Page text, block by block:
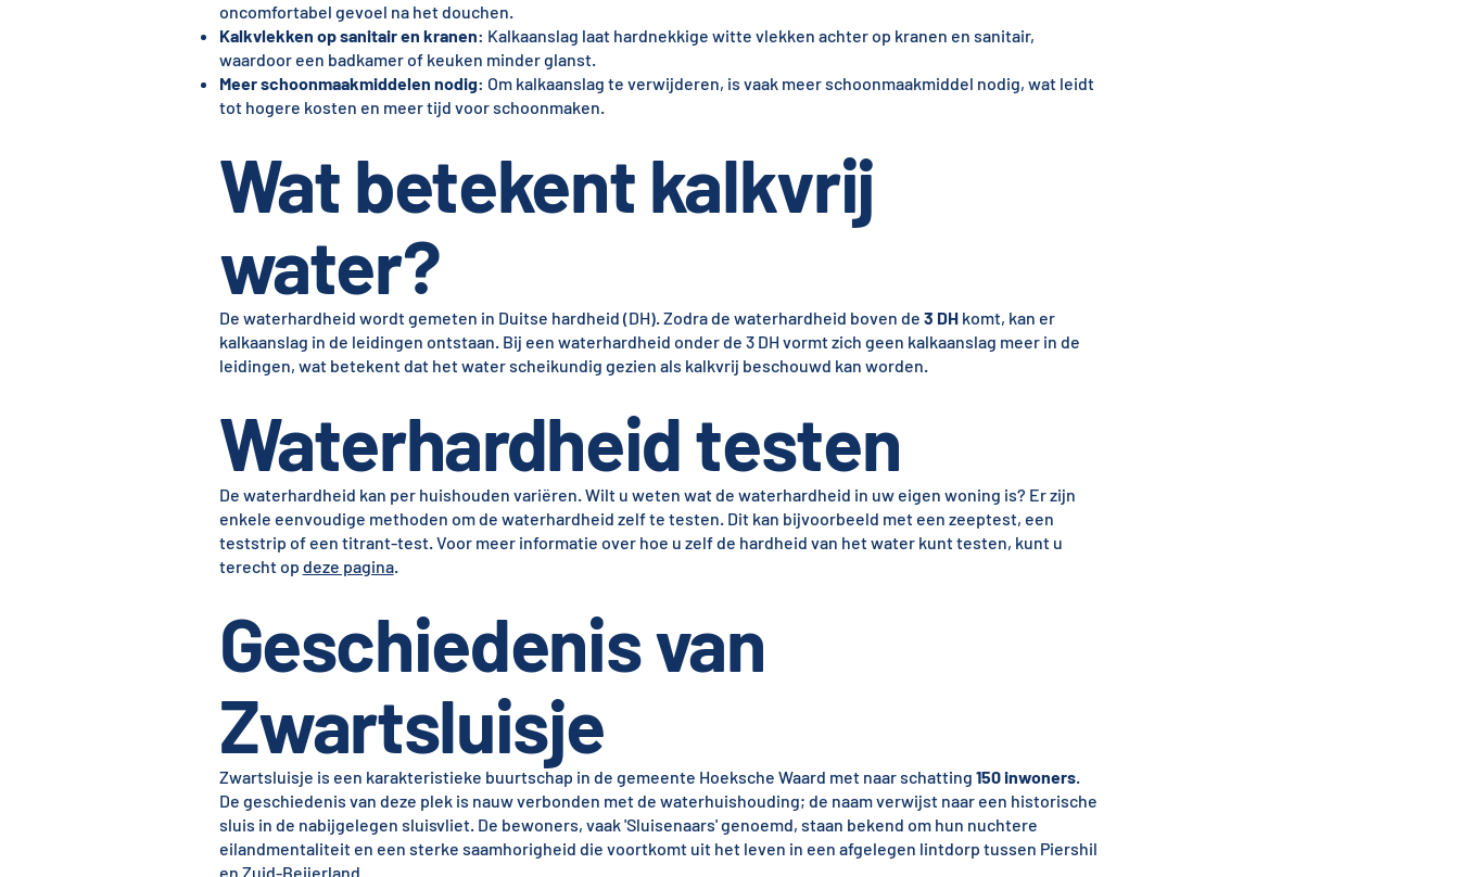
oncomfortabel gevoel na het douchen.
Kalkvlekken op sanitair en kranen: Kalkaanslag laat hardnekkige witte vlekken achter op kranen en sanitair,
waardoor een badkamer of keuken minder glanst.
Meer schoonmaakmiddelen nodig: Om kalkaanslag te verwijderen, is vaak meer schoonmaakmiddel nodig, wat leidt
tot hogere kosten en meer tijd voor schoonmaken.
Wat betekent kalkvrij
water?
De waterhardheid wordt gemeten in Duitse hardheid (DH). Zodra de waterhardheid boven de 3 DHkomt, kan er
kalkaanslag in de leidingen ontstaan. Bij een waterhardheid onder de 3 DH vormt zich geen kalkaanslag meer in de
leidingen, wat betekent dat het water scheikundig gezien als kalkvrij beschouwd kan worden.
Waterhardheid testen
De waterhardheid kan per huishouden variëren. Wilt u weten wat de waterhardheid in uw eigen woning is? Er zijn
enkele eenvoudige methoden om de waterhardheid zelf te testen. Dit kan bijvoorbeeld met een zeeptest, een
teststrip of een titrant-test. Voor meer informatie over hoe u zelf de hardheid van het water kunt testen, kunt u
terecht op deze pagina.
Geschiedenis van
Zwartsluisje
Zwartsluisje is een karakteristieke buurtschap in de gemeente Hoeksche Waard met naar schatting 150 inwoners.
De geschiedenis van deze plek is nauw verbonden met de waterhuishouding; de naam verwijst naar een historische
sluis in de nabijgelegen sluisvliet. De bewoners, vaak 'Sluisenaars' genoemd, staan bekend om hun nuchtere
eilandmentaliteit en een sterke saamhorigheid die voortkomt uit het leven in een afgelegen lintdorp tussen Piershil
en Zuid-Beijerland.